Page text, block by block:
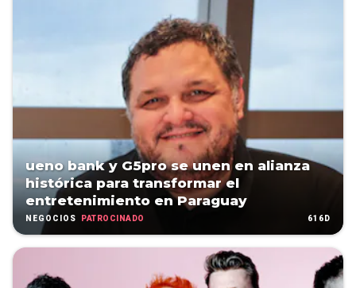
ueno bank y G5pro se unen en alianza
histórica para transformar el
entretenimiento en Paraguay
NEGOCIOS PATROCINADO 616D